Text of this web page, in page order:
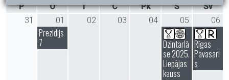
P O T C Pk S
Sv
31
01 02 03 04 05 06
Prezidijs
7 Dzintarlā
se 2025.
Liepājas
kauss
Rīgas
Pavasari
s